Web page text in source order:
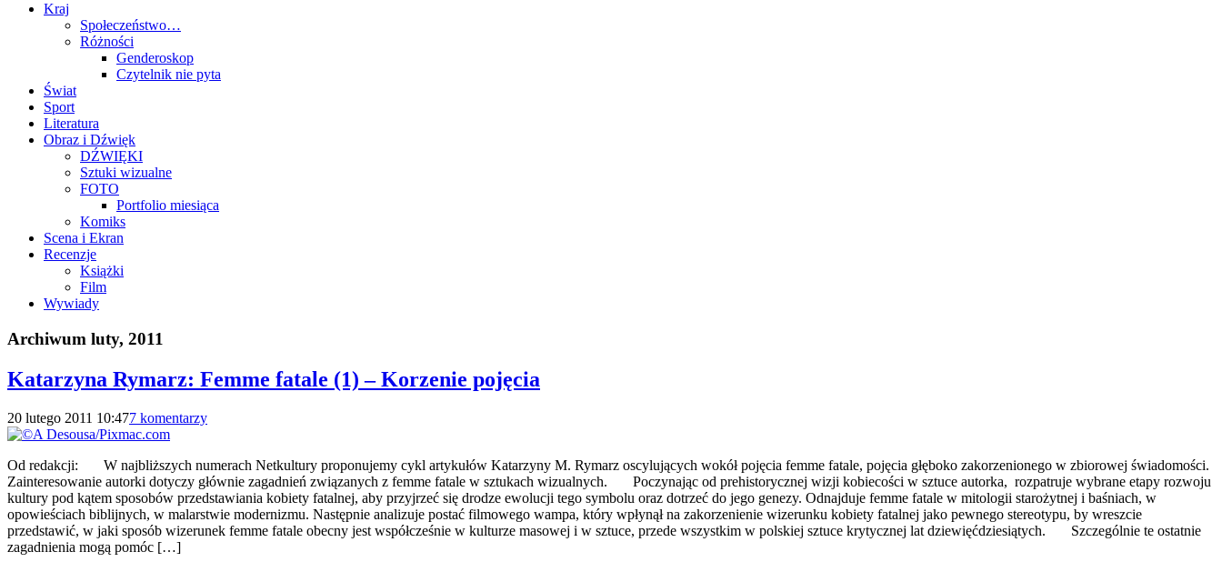
Kraj
Społeczeństwo…
Różności
Genderoskop
Czytelnik nie pyta
Świat
Sport
Literatura
Obraz i Dźwięk
DŹWIĘKI
Sztuki wizualne
FOTO
Portfolio miesiąca
Komiks
Scena i Ekran
Recenzje
Książki
Film
Wywiady
Archiwum luty, 2011
Katarzyna Rymarz: Femme fatale (1) – Korzenie pojęcia
20 lutego 2011 10:477 komentarzy
Od redakcji: W najbliższych numerach Netkultury proponujemy cykl artykułów Katarzyny M. Rymarz oscylujących wokół pojęcia femme fatale, pojęcia głęboko zakorzenionego w zbiorowej świadomości.
Zainteresowanie autorki dotyczy głównie zagadnień związanych z femme fatale w sztukach wizualnych. Poczynając od prehistorycznej wizji kobiecości w sztuce autorka, rozpatruje wybrane etapy rozwoju
kultury pod kątem sposobów przedstawiania kobiety fatalnej, aby przyjrzeć się drodze ewolucji tego symbolu oraz dotrzeć do jego genezy. Odnajduje femme fatale w mitologii starożytnej i baśniach, w
opowieściach biblijnych, w malarstwie modernizmu. Następnie analizuje postać filmowego wampa, który wpłynął na zakorzenienie wizerunku kobiety fatalnej jako pewnego stereotypu, by wreszcie
przedstawić, w jaki sposób wizerunek femme fatale obecny jest współcześnie w kulturze masowej i w sztuce, przede wszystkim w polskiej sztuce krytycznej lat dziewięćdziesiątych. Szczególnie te ostatnie
zagadnienia mogą pomóc […]